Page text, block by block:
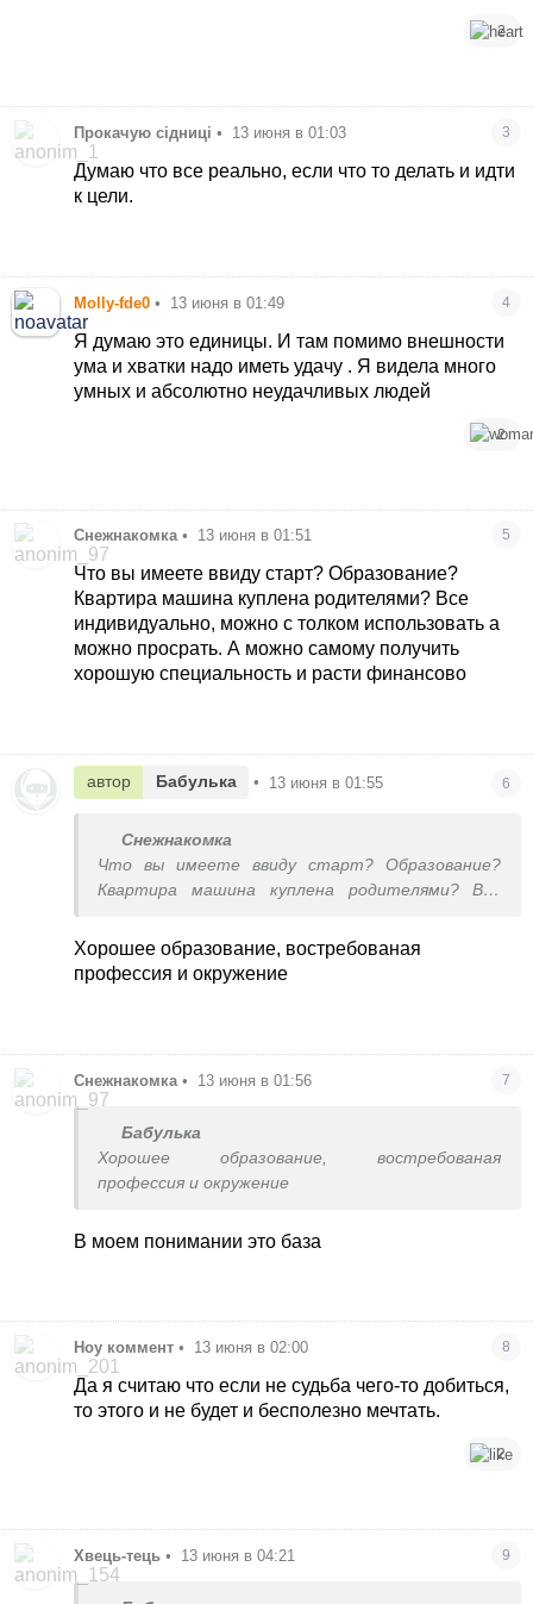
2
Прокачую сідниці • 13 июня в 01:03 3
Думаю что все реально, если что то делать и идти
к цели.
Molly-fde0 • 13 июня в 01:49 4
Я думаю это единицы. И там помимо внешности
ума и хватки надо иметь удачу . Я видела много
умных и абсолютно неудачливых людей
2
Снежнакомка • 13 июня в 01:51 5
Что вы имеете ввиду старт? Образование?
Квартира машина куплена родителями? Все
индивидуально, можно с толком использовать а
можно просрать. А можно самому получить
хорошую специальность и расти финансово
автор Бабулька • 13 июня в 01:55 6
Снежнакомка
Что вы имеете ввиду старт? Образование?
Квартира машина куплена родителями? Все
можно просрать. А можно самому получить
хорошую специальность и расти финансово
Хорошее образование, востребованая
профессия и окружение
Снежнакомка • 13 июня в 01:56 7
Бабулька
Хорошее образование, востребованая
профессия и окружение
В моем понимании это база
Ноу коммент • 13 июня в 02:00 8
Да я считаю что если не судьба чего-то добиться,
то этого и не будет и бесполезно мечтать.
2
Хвець-тець • 13 июня в 04:21 9